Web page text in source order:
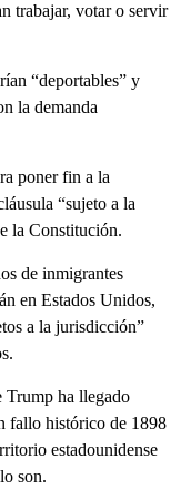
trabajar, votar o servir
“deportables” y
la demanda
poner fin a la
“sujeto a la
la Constitución.
de inmigrantes
en Estados Unidos,
a la jurisdicción”
Trump ha llegado
fallo histórico de 1898
estadounidense
son.